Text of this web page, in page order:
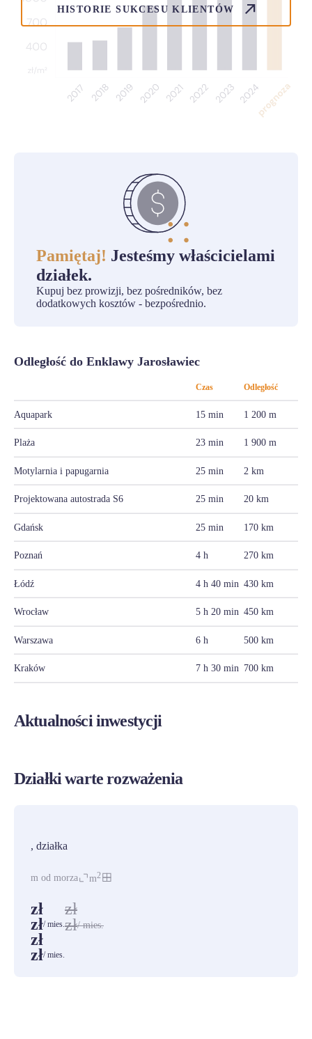
HISTORIE SUKCESU KLIENTÓW
Pamiętaj! Jesteśmy właścicielami
działek.
Kupuj bez prowizji, bez pośredników, bez
dodatkowych kosztów - bezpośrednio.
Odległość do Enklawy Jarosławiec
Czas Odległość
Aquapark 15 min 1 200 m
Plaża 23 min 1 900 m
Motylarnia i papugarnia 25 min 2 km
Projektowana autostrada S6 25 min 20 km
Gdańsk 25 min 170 km
Poznań 4 h 270 km
Łódź 4 h 40 min 430 km
Wrocław 5 h 20 min 450 km
Warszawa 6 h 500 km
Kraków 7 h 30 min 700 km
Aktualności inwestycji
Działki warte rozważenia
, działka
m od morza m2
zł
zł/ mies.
zł
zł/ mies.
zł
zł/ mies.